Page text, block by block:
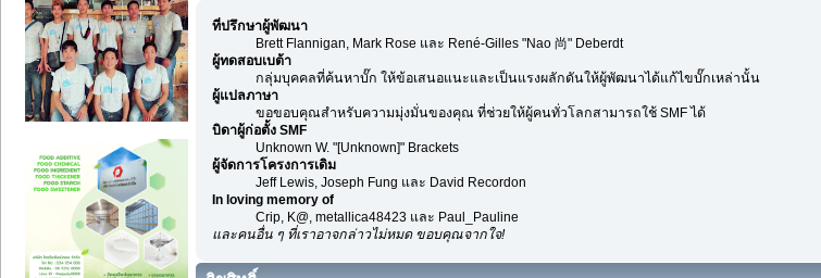
ที่ปรึกษาผู้พัฒนา
Brett Flannigan, Mark Rose และ René-Gilles "Nao 尚" Deberdt
ผู้ทดสอบเบต้า
กลุ่มบุคคลที่ค้นหาบั๊ก ให้ข้อเสนอแนะและเป็นแรงผลักดันให้ผู้พัฒนาได้แก้ไขบั๊กเหล่านั้น
ผู้แปลภาษา
ขอขอบคุณสำหรับความมุ่งมั่นของคุณ ที่ช่วยให้ผู้คนทั่วโลกสามารถใช้ SMF ได้
บิดาผู้ก่อตั้ง SMF
Unknown W. "[Unknown]" Brackets
ผู้จัดการโครงการเดิม
Jeff Lewis, Joseph Fung และ David Recordon
In loving memory of
Crip, K@, metallica48423 และ Paul_Pauline
และคนอื่น ๆ ที่เราอาจกล่าวไม่หมด ขอบคุณจากใจ!